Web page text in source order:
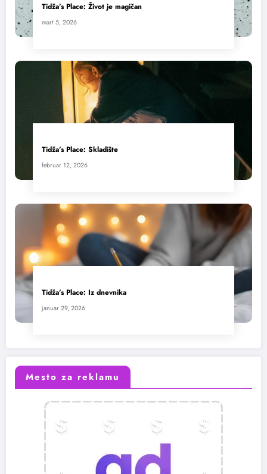
Tidža’s Place: Život je magičan
mart 5, 2026
Tidža’s Place: Skladište
februar 12, 2026
Tidža’s Place: Iz dnevnika
januar 29, 2026
Mesto za reklamu